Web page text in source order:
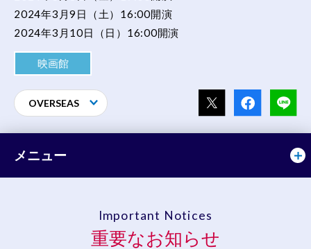
2024年3月9日（土）16:00開演
2024年3月10日（日）16:00開演
映画館
OVERSEAS
メニュー
Important Notices
重要なお知らせ